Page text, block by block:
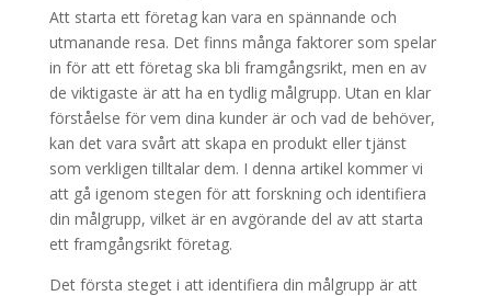
Att starta ett företag kan vara en spännande och
utmanande resa. Det finns många faktorer som spelar
in för att ett företag ska bli framgångsrikt, men en av
de viktigaste är att ha en tydlig målgrupp. Utan en klar
förståelse för vem dina kunder är och vad de behöver,
kan det vara svårt att skapa en produkt eller tjänst
som verkligen tilltalar dem. I denna artikel kommer vi
att gå igenom stegen för att forskning och identifiera
din målgrupp, vilket är en avgörande del av att starta
ett framgångsrikt företag.
Det första steget i att identifiera din målgrupp är att